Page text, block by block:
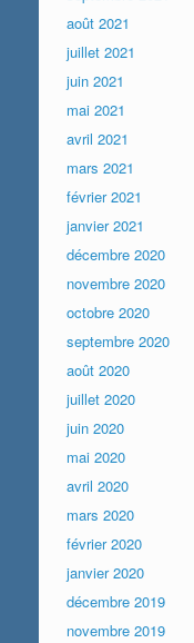
août 2021
juillet 2021
juin 2021
mai 2021
avril 2021
mars 2021
février 2021
janvier 2021
décembre 2020
novembre 2020
octobre 2020
septembre 2020
août 2020
juillet 2020
juin 2020
mai 2020
avril 2020
mars 2020
février 2020
janvier 2020
décembre 2019
novembre 2019